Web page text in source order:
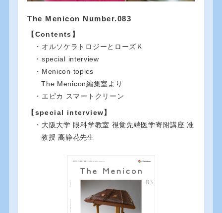
The Menicon Number.083
【Contents】
・オルソケラトロジーとローズＫ
・special interview
・Menicon topics
The Menicon編集室より
・エピカ スマートクリーン
【special interview】
・大阪大学 眼科学教室 視覚先端医学寄附講座 准
教授 高静花先生